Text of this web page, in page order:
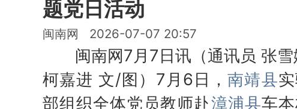
题党日活动
闽南网 2026-07-07 20:57
闽南网7月7日讯（通讯员 张雪
柯嘉进 文/图）7月6日，南靖县
部组织全体党员教师赴漳浦县车